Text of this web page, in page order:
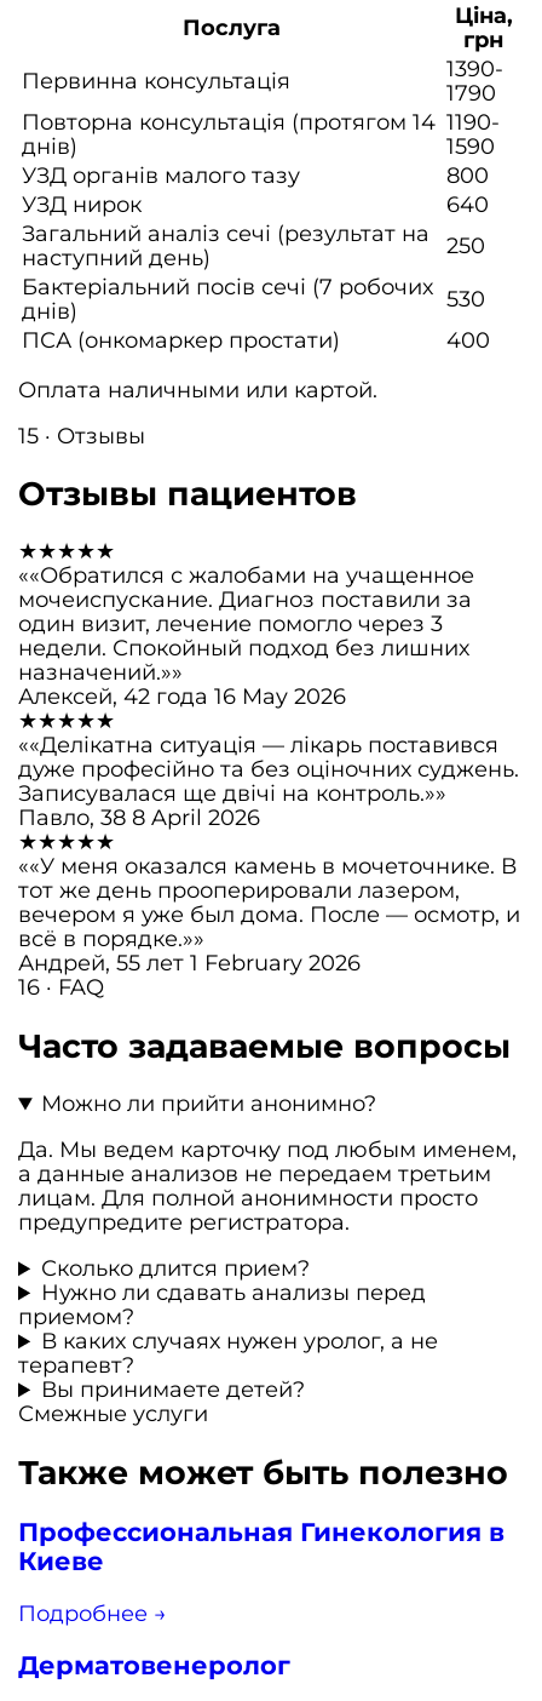
Послуга
Ціна,
грн
Первинна консультація
1390-
1790
Повторна консультація (протягом 14
днів)
1190-
1590
УЗД органів малого тазу
800
УЗД нирок
640
Загальний аналіз сечі (результат на
наступний день)
250
Бактеріальний посів сечі (7 робочих
днів)
530
ПСА (онкомаркер простати)
400
Оплата наличными или картой.
15 · Отзывы
Отзывы пациентов
★★★★★
««Обратился с жалобами на учащенное
мочеиспускание. Диагноз поставили за
один визит, лечение помогло через 3
недели. Спокойный подход без лишних
назначений.»»
Алексей, 42 года 16 May 2026
★★★★★
««Делікатна ситуація — лікарь поставився
дуже професійно та без оціночних суджень.
Записувалася ще двічі на контроль.»»
Павло, 38 8 April 2026
★★★★★
««У меня оказался камень в мочеточнике. В
тот же день прооперировали лазером,
вечером я уже был дома. После — осмотр, и
всё в порядке.»»
Андрей, 55 лет 1 February 2026
16 · FAQ
Часто задаваемые вопросы
Можно ли прийти анонимно?
Да. Мы ведем карточку под любым именем,
а данные анализов не передаем третьим
лицам. Для полной анонимности просто
предупредите регистратора.
Сколько длится прием?
Нужно ли сдавать анализы перед
приемом?
В каких случаях нужен уролог, а не
терапевт?
Вы принимаете детей?
Смежные услуги
Также может быть полезно
Профессиональная Гинекология в
Киеве
Подробнее →
Дерматовенеролог